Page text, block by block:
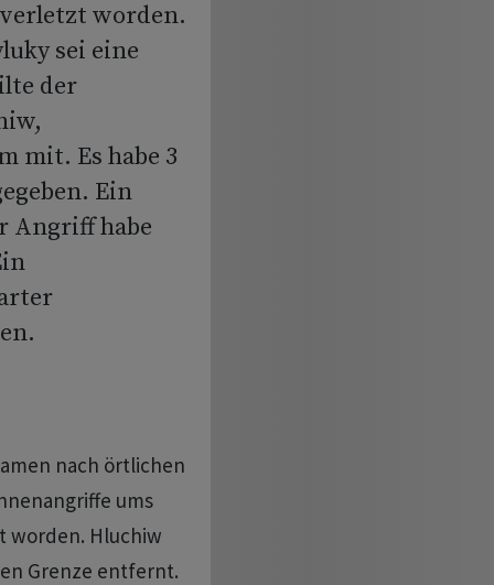
worden.
sei eine
der
mit. Es habe 3
Ein
Angriff habe
nach örtlichen
ums
worden. Hluchiw
Grenze entfernt.